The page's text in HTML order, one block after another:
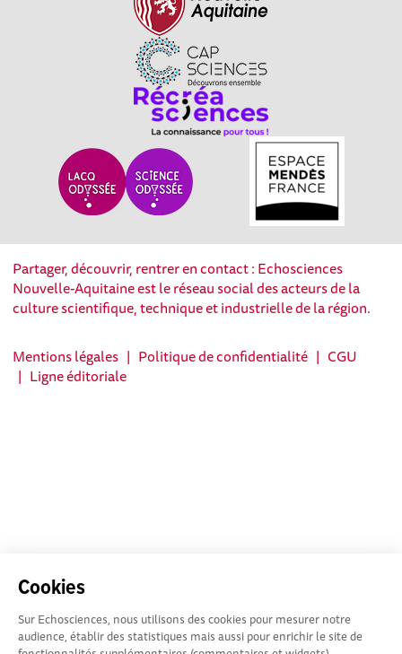
Cookies
Sur Echosciences, nous utilisons des cookies pour mesurer notre
audience, établir des statistiques mais aussi pour enrichir le site de
Partager, découvrir, rentrer en contact : Echosciences
Nouvelle-Aquitaine est le réseau social des acteurs de la
culture scientifique, technique et industrielle de la région.
Mentions légales | Politique de confidentialité | CGU
| Ligne éditoriale